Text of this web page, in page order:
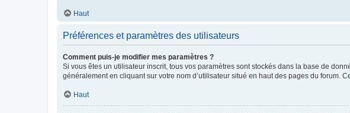
Haut
Préférences et paramètres des utilisateurs
Comment puis-je modifier mes paramètres ?
Si vous êtes un utilisateur inscrit, tous vos paramètres sont stockés dans la base de
généralement en cliquant sur votre nom d’utilisateur situé en haut des pages du forum.
Haut